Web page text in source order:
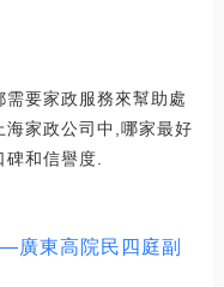
要家政服務來幫助處
家政公司中,哪家最好
碑和信譽度.
廣東高院民四庭副